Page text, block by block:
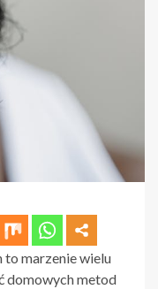
to marzenie wielu
domowych metod